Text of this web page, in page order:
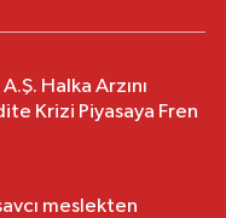
Halka Arzını
Krizi Piyasaya Fren
meslekten